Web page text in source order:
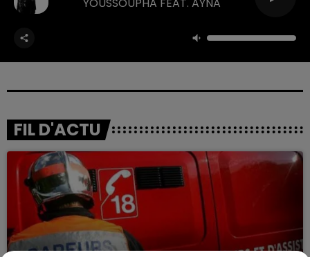
FIL D'ACTU